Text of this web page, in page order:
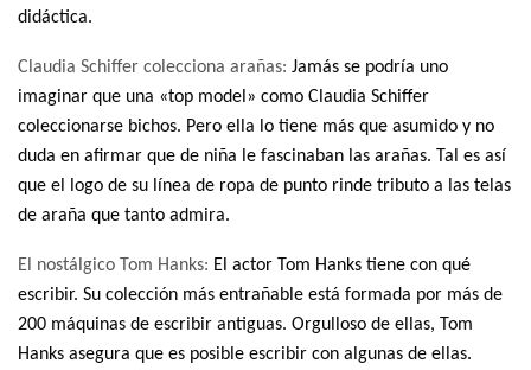
didáctica.
Claudia Schiffer colecciona arañas: Jamás se podría uno
imaginar que una «top model» como Claudia Schiffer
coleccionarse bichos. Pero ella lo tiene más que asumido y no
duda en afirmar que de niña le fascinaban las arañas. Tal es así
que el logo de su línea de ropa de punto rinde tributo a las telas
de araña que tanto admira.
El nostálgico Tom Hanks: El actor Tom Hanks tiene con qué
escribir. Su colección más entrañable está formada por más de
200 máquinas de escribir antiguas. Orgulloso de ellas, Tom
Hanks asegura que es posible escribir con algunas de ellas.